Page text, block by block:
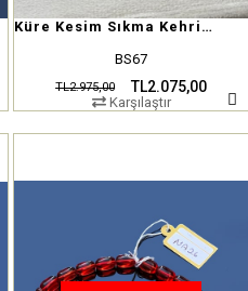
Küre Kesim Sıkma Kehribar
BS67
TL2.075,00
TL2.975,00
Karşılaştır